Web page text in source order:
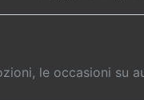
le occasioni su